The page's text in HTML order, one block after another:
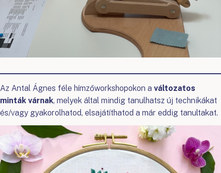
Az Antal Ágnes féle hímzőworkshopokon a változatos
minták várnak, melyek által mindig tanulhatsz új technikákat
és/vagy gyakorolhatod, elsajátíthatod a már eddig tanultakat.